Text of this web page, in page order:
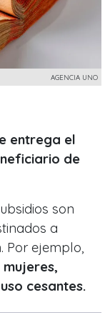
AGENCIA UNO
entrega el
de
son
a
Por ejemplo,
cesantes.